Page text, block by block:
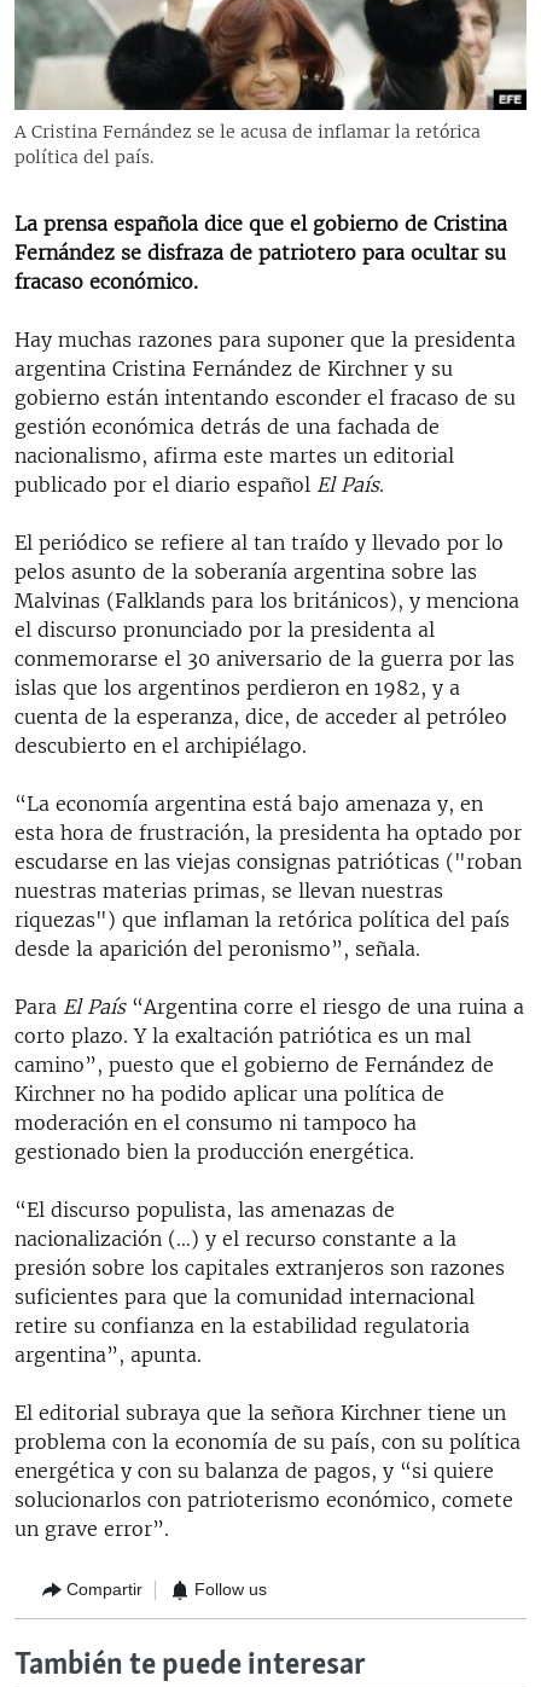
RADIO MARTÍ
ESPECIALES
ESPECIALES
LA REALIDAD DE LA VIVIENDA EN CUBA
KENTU-CUBANO
LOS SANTOS DE HIALEAH
LA INVASIÓN DE RUSIA A UCRANIA
MULTIMEDIA
EDITORIALES
SÍGUENOS
A Cristina Fernández se le acusa de inflamar la retórica
política del país.
La prensa española dice que el gobierno de Cristina
Fernández se disfraza de patriotero para ocultar su
fracaso económico.
Hay muchas razones para suponer que la presidenta
argentina Cristina Fernández de Kirchner y su
gobierno están intentando esconder el fracaso de su
gestión económica detrás de una fachada de
nacionalismo, afirma este martes un editorial
publicado por el diario español El País.
El periódico se refiere al tan traído y llevado por lo
pelos asunto de la soberanía argentina sobre las
Malvinas (Falklands para los británicos), y menciona
el discurso pronunciado por la presidenta al
conmemorarse el 30 aniversario de la guerra por las
islas que los argentinos perdieron en 1982, y a
cuenta de la esperanza, dice, de acceder al petróleo
descubierto en el archipiélago.
“La economía argentina está bajo amenaza y, en
esta hora de frustración, la presidenta ha optado por
escudarse en las viejas consignas patrióticas ("roban
nuestras materias primas, se llevan nuestras
riquezas") que inflaman la retórica política del país
desde la aparición del peronismo”, señala.
Para El País“Argentina corre el riesgo de una ruina a
corto plazo. Y la exaltación patriótica es un mal
camino”, puesto que el gobierno de Fernández de
Kirchner no ha podido aplicar una política de
moderación en el consumo ni tampoco ha
gestionado bien la producción energética.
“El discurso populista, las amenazas de
nacionalización (…) y el recurso constante a la
presión sobre los capitales extranjeros son razones
suficientes para que la comunidad internacional
retire su confianza en la estabilidad regulatoria
argentina”, apunta.
El editorial subraya que la señora Kirchner tiene un
problema con la economía de su país, con su política
energética y con su balanza de pagos, y “si quiere
solucionarlos con patrioterismo económico, comete
un grave error”.
Compartir Follow us
También te puede interesar